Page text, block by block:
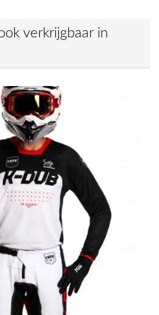
verkrijgbaar in